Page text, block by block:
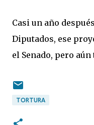
Casi un año
Diputados, ese
el Senado, pero
TORTURA